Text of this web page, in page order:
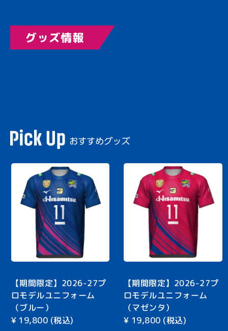
【期間限定】2026-27プ
ロモデルユニフォーム
（ブルー）
¥ 19,800 (税込)
【期間限定】2026-27プ
ロモデルユニフォーム
（マゼンタ）
¥ 19,800 (税込)